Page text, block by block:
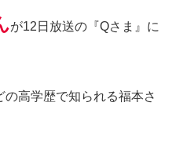
が12日放送の『Qさま』に
高学歴で知られる福本さ